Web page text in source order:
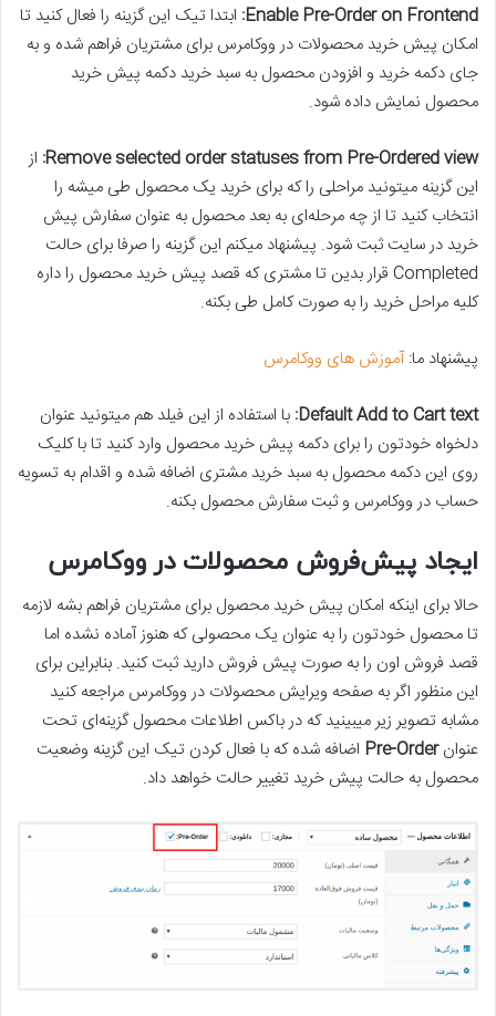
Enable Pre-Order on Frontend: ابتدا تیک این گزینه را فعال کنید تا
امکان پیش خرید محصولات در ووکامرس برای مشتریان فراهم شده و به
جای دکمه خرید و افزودن محصول به سبد خرید دکمه پیش خرید
محصول نمایش داده شود.
Remove selected order statuses from Pre-Ordered view: از
این گزینه میتونید مراحلی را که برای خرید یک محصول طی میشه را
انتخاب کنید تا از چه مرحله‌ای به بعد محصول به عنوان سفارش پیش
خرید در سایت ثبت شود. پیشنهاد میکنم این گزینه را صرفا برای حالت
Completed قرار بدین تا مشتری که قصد پیش خرید محصول را داره
کلیه مراحل خرید را به صورت کامل طی بکنه.
پیشنهاد ما:آموزش های ووکامرس
Default Add to Cart text: با استفاده از این فیلد هم میتونید عنوان
دلخواه خودتون را برای دکمه پیش خرید محصول وارد کنید تا با کلیک
روی این دکمه محصول به سبد خرید مشتری اضافه شده و اقدام به تسویه
حساب در ووکامرس و ثبت سفارش محصول بکنه.
ایجاد پیش‌فروش محصولات در ووکامرس
حالا برای اینکه امکان پیش خرید محصول برای مشتریان فراهم بشه لازمه
تا محصول خودتون را به عنوان یک محصولی که هنوز آماده نشده اما
قصد فروش اون را به صورت پیش فروش دارید ثبت کنید. بنابراین برای
این منظور اگر به صفحه ویرایش محصولات در ووکامرس مراجعه کنید
مشابه تصویر زیر میبینید که در باکس اطلاعات محصول گزینه‌ای تحت
عنوانPre-Order اضافه شده که با فعال کردن تیک این گزینه وضعیت
محصول به حالت پیش خرید تغییر حالت خواهد داد.